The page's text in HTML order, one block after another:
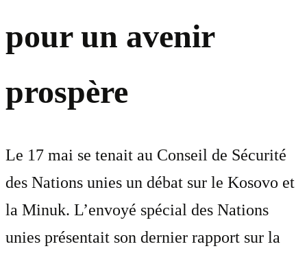
pour un avenir
prospère
Le 17 mai se tenait au Conseil de Sécurité
des Nations unies un débat sur le Kosovo et
la Minuk. L’envoyé spécial des Nations
unies présentait son dernier rapport sur la